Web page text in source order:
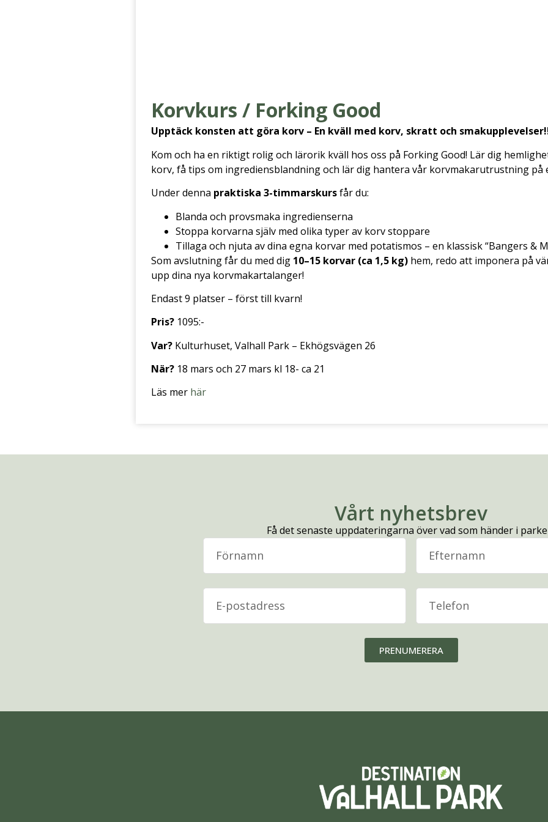
Korvkurs / Forking Good
Upptäck konsten att göra korv – En kväll med korv, skratt och
Kom och ha en riktigt rolig och lärorik kväll hos oss på Forking Good! Lär dig
korv, få tips om ingrediensblandning och lär dig hantera vår korvmakarutrustning
Under denna praktiska 3-timmarskursfår du:
Blanda och provsmaka ingredienserna
Stoppa korvarna själv med olika typer av korv stoppare
Tillaga och njuta av dina egna korvar med potatismos – en klassisk “Bangers &
Som avslutning får du med dig 10–15 korvar (ca 1,5 kg) hem, redo att imponera på
upp dina nya korvmakartalanger!
Endast 9 platser – först till kvarn!
Pris? 1095:-
Var? Kulturhuset, Valhall Park – Ekhögsvägen 26
När? 18 mars och 27 mars kl 18- ca 21
Läs mer här
Vårt nyhetsbrev
Få det senaste uppdateringarna över vad som händer i
PRENUMERERA